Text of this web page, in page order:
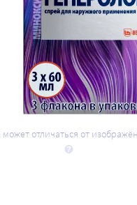
отличаться от